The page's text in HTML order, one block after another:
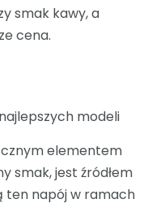
smak kawy, a
cena.
modeli
elementem
smak, jest źródłem
ten napój w ramach